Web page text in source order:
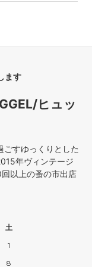
ます
ヒュッ
ごすゆっくりとした
年ヴィンテージ
以上の蚤の市出店
土
1
8